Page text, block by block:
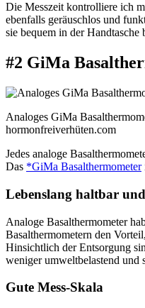
Die Messzeit kontrolliere ich
ebenfalls geräuschlos und
sie bequem in der Handtasche
#2 GiMa
Analoges GiMa
hormonfreiverhüten.com
Jedes analoge
Das *GiMa Basalthermometer
Lebenslang haltbar
Analoge Basalthermometer
Basalthermometern den
Hinsichtlich der Entsorgung
weniger umweltbelastend und
Gute Mess-Skala